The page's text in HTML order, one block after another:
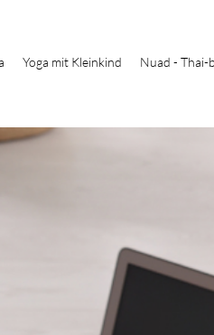
Yoga mit Kleinkind Nuad - Thai-